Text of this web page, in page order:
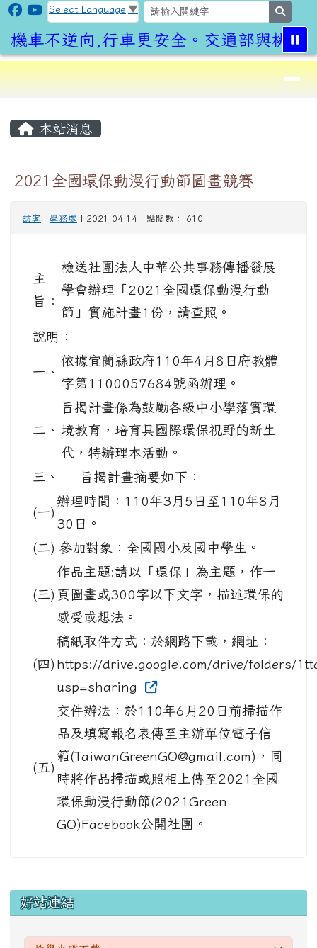
跳至主內容區
CLPS Site
Select Language ▼
機車不逆向,行車更安全。交通部與桃園
⏸
導覽列
本站消息
2021全國環保動漫行動節圖畫競賽
訪客 - 學務處 | 2021-04-14 | 點閱數： 610
主
旨：
檢送社團法人中華公共事務傳播發展
學會辦理「2021全國環保動漫行動
節」實施計畫1份，請查照。
說明：
一、
依據宜蘭縣政府110年4月8日府教體
字第1100057684號函辦理。
二、
旨揭計畫係為鼓勵各級中小學落實環
境教育，培育具國際環保視野的新生
代，特辦理本活動。
三、
旨揭計畫摘要如下：
(一)
辦理時間：110年3月5日至110年8月
30日。
(二) 參加對象：全國國小及國中學生。
(三)
作品主題:請以「環保」為主題，作一
頁圖畫或300字以下文字，描述環保的
感受或想法。
(四)
稿紙取件方式：於網路下載，網址：
https://drive.google.com/drive/folders/
usp=sharing
(五)
交件辦法：於110年6月20日前掃描作
品及填寫報名表傳至主辦單位電子信
箱(TaiwanGreenGO@gmail.com)，同
時將作品掃描或照相上傳至2021全國
環保動漫行動節(2021Green
GO)Facebook公開社團。
左邊區域內容
好站連結